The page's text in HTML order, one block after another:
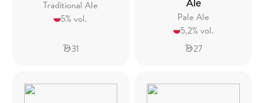
Traditional Ale
5% vol.
31
Pale Ale
5,2% vol.
27